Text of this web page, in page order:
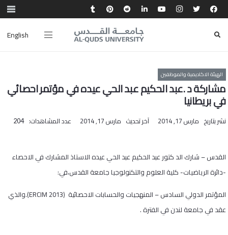
English
الهيئة الاكاديمية والموظفين
مشاركة د .عبد الحكيم عبد الحي عيده في مؤتمر احصائي
في بريطانيا
نشر بتاريخ مارس 17, 2014 آخر تحديث مارس 17, 2014 عدد المشاهدات: 204
القدس – شارك الد كتور عبد الحكيم عبد الحي عيده الاستاذ المشارك في الاحصاء
-دائرة الرياضيات- كلية العلوم والتكنولوجيا جامعة القدس،في:
المؤتمر الدولي السادس – المنهجيات والحسابات الاحصائية (ERCIM 2013).والذي
عقد في جامعة لندن في الفترة .